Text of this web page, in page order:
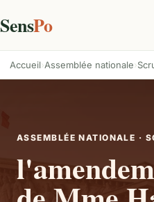
SensPo
Accueil Assemblée nationale
ASSEMBLÉE NATIONALE ·